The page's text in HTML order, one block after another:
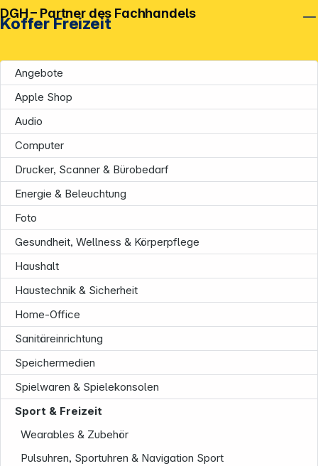
Koffer Freizeit
Angebote
Apple Shop
Audio
Computer
Drucker, Scanner & Bürobedarf
Energie & Beleuchtung
Foto
Gesundheit, Wellness & Körperpflege
Haushalt
Haustechnik & Sicherheit
Home-Office
Sanitäreinrichtung
Speichermedien
Spielwaren & Spielekonsolen
Sport & Freizeit
Wearables & Zubehör
Pulsuhren, Sportuhren & Navigation Sport
DGH – Partner des Fachhandels
Unternehmen
Informationen